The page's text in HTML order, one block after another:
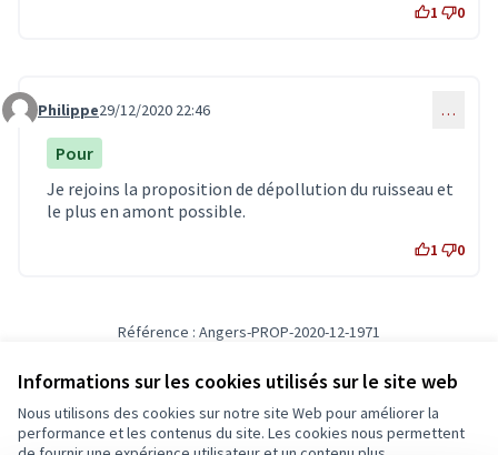
Informations sur les cookies utilisés sur le site web
Nous utilisons des cookies sur notre site Web pour améliorer la
performance et les contenus du site. Les cookies nous permettent
1 0
Commentaire 2607
Philippe29/12/2020 22:46 …
Pour
Je rejoins la proposition de dépollution du ruisseau et
le plus en amont possible.
1 0
Référence : Angers-PROP-2020-12-1971
Conditions d'utilisation
Paramètres des cookies